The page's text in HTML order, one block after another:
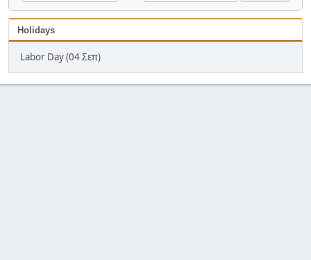
Holidays
Labor Day (04 Σεπ)